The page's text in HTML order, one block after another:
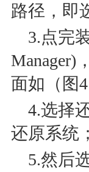
路径，即
3.点完
Manager)
面如（图
4.选择
还原系统；
5.然后